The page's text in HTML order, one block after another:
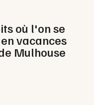
où l'on se
vacances
Mulhouse